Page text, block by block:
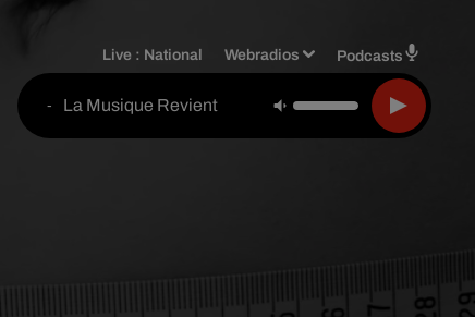
Live : National Webradios Podcasts
- La Musique Revient